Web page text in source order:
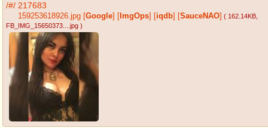
/#/ 217683
159253618926.jpg [Google] [ ImgOps] [iqdb] [SauceNAO] ( 162.14KB
FB_IMG_15650373....jpg )